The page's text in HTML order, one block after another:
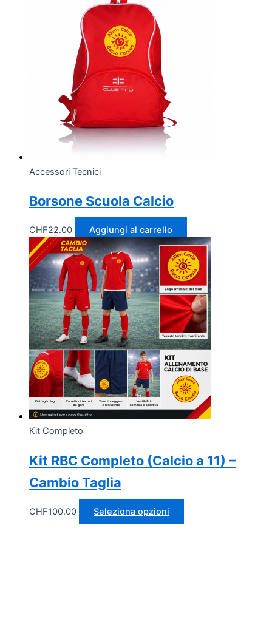
Accessori Tecnici
Borsone Scuola Calcio
CHF22.00 Aggiungi al carrello
Kit Completo
Kit RBC Completo (Calcio a 11) –
Cambio Taglia
CHF100.00 Seleziona opzioni